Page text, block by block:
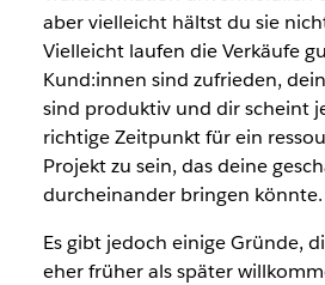
aber vielleicht hältst du sie
Vielleicht laufen die Verkäufe
Kund:innen sind zufrieden,
sind produktiv und dir scheint
richtige Zeitpunkt für ein
Projekt zu sein, das deine
durcheinander bringen könnte.
Es gibt jedoch einige Gründe,
eher früher als später